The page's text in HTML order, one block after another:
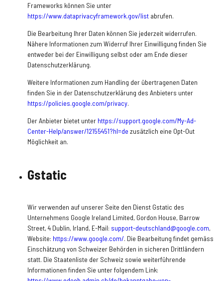
Frameworks können Sie unter
https://www.dataprivacyframework.gov/list abrufen.
Die Bearbeitung Ihrer Daten können Sie jederzeit widerrufen.
Nähere Informationen zum Widerruf Ihrer Einwilligung finden Sie
entweder bei der Einwilligung selbst oder am Ende dieser
Datenschutzerklärung.
Weitere Informationen zum Handling der übertragenen Daten
finden Sie in der Datenschutzerklärung des Anbieters unter
https://policies.google.com/privacy.
Der Anbieter bietet unter https://support.google.com/My-Ad-
Center-Help/answer/12155451?hl=de zusätzlich eine Opt-Out
Möglichkeit an.
Gstatic
Wir verwenden auf unserer Seite den Dienst Gstatic des
Unternehmens Google Ireland Limited, Gordon House, Barrow
Street, 4 Dublin, Irland, E-Mail: support-deutschland@google.com,
Website: https://www.google.com/. Die Bearbeitung findet gemäss
Einschätzung von Schweizer Behörden in sicheren Drittländern
statt. Die Staatenliste der Schweiz sowie weiterführende
Informationen finden Sie unter folgendem Link: